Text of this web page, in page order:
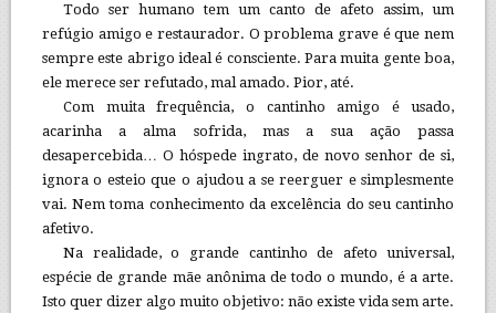
Todo ser humano tem um canto de afeto assim, um
refúgio amigo e restaurador. O problema grave é que nem
sempre este abrigo ideal é consciente. Para muita gente boa,
ele merece ser refutado, mal amado. Pior, até.
Com muita frequência, o cantinho amigo é usado,
acarinha a alma sofrida, mas a sua ação passa
desapercebida… O hóspede ingrato, de novo senhor de si,
ignora o esteio que o ajudou a se reerguer e simplesmente
vai. Nem toma conhecimento da excelência do seu cantinho
afetivo.
Na realidade, o grande cantinho de afeto universal,
espécie de grande mãe anônima de todo o mundo, é a arte.
Isto quer dizer algo muito objetivo: não existe vida sem arte.